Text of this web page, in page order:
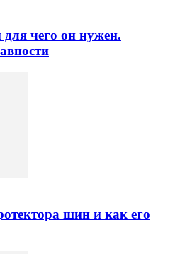
чего он нужен.
шин и как его